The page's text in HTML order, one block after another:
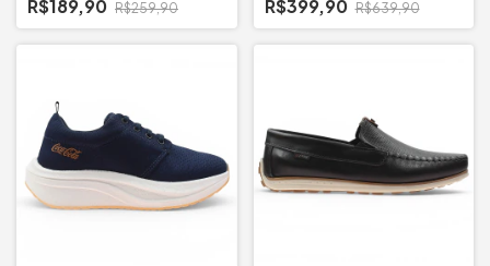
R$189,90 R$259,90 R$399,90 R$639,90